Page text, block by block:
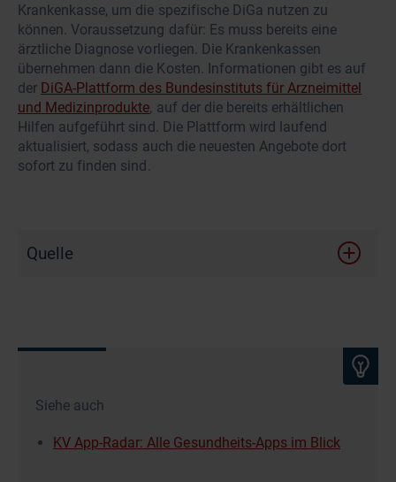
Krankenkasse, um die spezifische DiGa nutzen zu
können. Voraussetzung dafür: Es muss bereits eine
ärztliche Diagnose vorliegen. Die Krankenkassen
übernehmen dann die Kosten. Informationen gibt es auf
der DiGA-Plattform des Bundesinstituts für Arzneimittel
und Medizinprodukte, auf der die bereits erhältlichen
Hilfen aufgeführt sind. Die Plattform wird laufend
aktualisiert, sodass auch die neuesten Angebote dort
sofort zu finden sind.
Quelle
Siehe auch
KV App-Radar: Alle Gesundheits-Apps im Blick